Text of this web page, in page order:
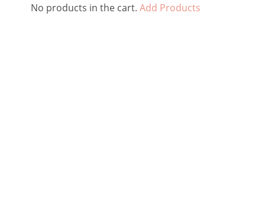
No products in the cart.Add Products